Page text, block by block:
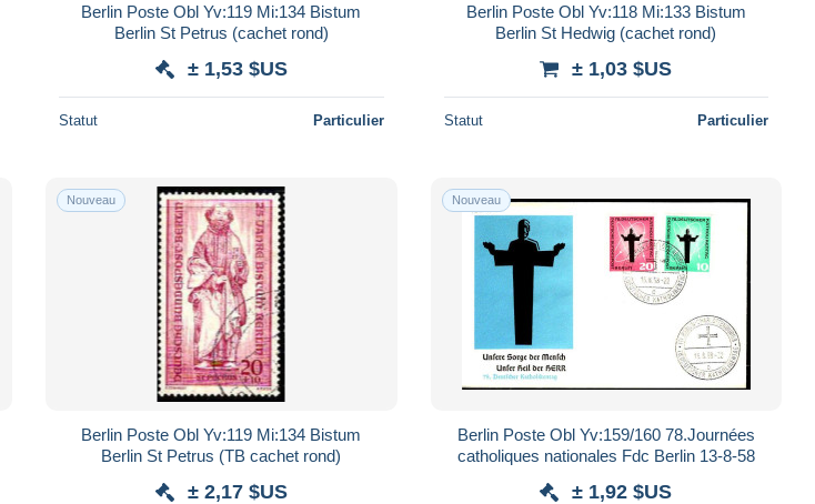
Berlin Poste Obl Yv:119 Mi:134 Bistum
Berlin St Petrus (cachet rond)
± 1,53 $US
Statut Particulier
Berlin Poste Obl Yv:118 Mi:133 Bistum
Berlin St Hedwig (cachet rond)
± 1,03 $US
Statut Particulier
Nouveau
Berlin Poste Obl Yv:119 Mi:134 Bistum
Berlin St Petrus (TB cachet rond)
± 2,17 $US
Nouveau
Berlin Poste Obl Yv:159/160 78.Journées
catholiques nationales Fdc Berlin 13-8-58
± 1,92 $US